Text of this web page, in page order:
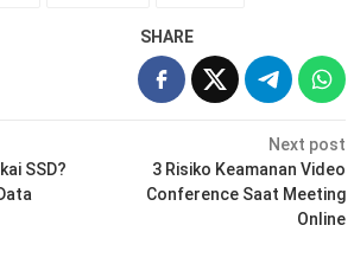
SHARE
SSD?
Next post
3 Risiko Keamanan Video
Conference Saat Meeting
Online